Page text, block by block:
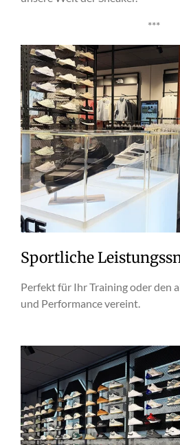
***
Sportliche
Perfekt für Ihr Training oder den
und Performance vereint.